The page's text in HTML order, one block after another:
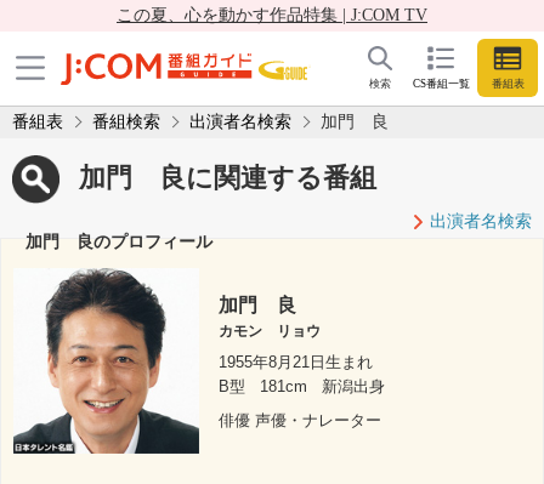
この夏、心を動かす作品特集 | J:COM TV
CS番組一覧 番組表
検索
番組表 番組検索 出演者名検索 加門 良
加門 良に関連する番組
出演者名検索
加門 良のプロフィール
加門 良
カモン リョウ
1955年8月21日生まれ
B型
181cm
新潟出身
俳優 声優・ナレーター